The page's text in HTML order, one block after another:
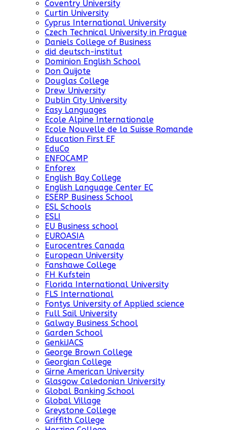
Coventry University
Curtin University
Cyprus International University
Czech Technical University in Prague
Daniels College of Business
did deutsch-institut
Dominion English School
Don Quijote
Douglas College
Drew University
Dublin City University
Easy Languages
Ecole Alpine Internationale
Ecole Nouvelle de la Suisse Romande
Education First EF
EduCo
ENFOCAMP
Enforex
English Bay College
English Language Center EC
ESERP Business School
ESL Schools
ESLI
EU Business school
EUROASIA
Eurocentres Canada
European University
Fanshawe College
FH Kufstein
Florida International University
FLS International
Fontys University of Applied science
Full Sail University
Galway Business School
Garden School
GenkiJACS
George Brown College
Georgian College
Girne American University
Glasgow Caledonian University
Global Banking School
Global Village
Greystone College
Griffith College